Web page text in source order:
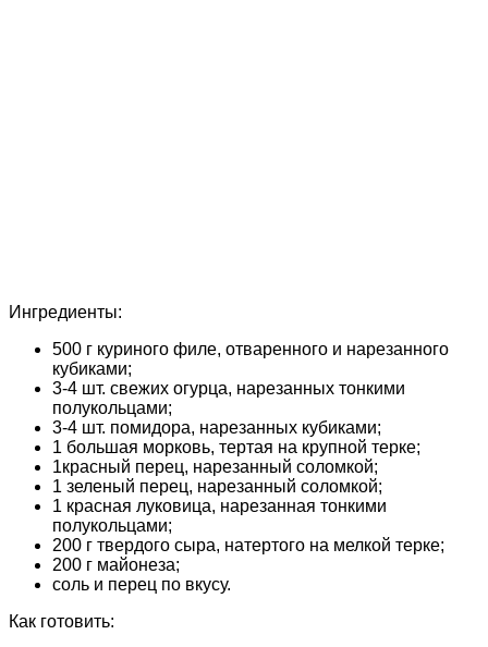
Ингредиенты:
500 г куриного филе, отваренного и нарезанного
кубиками;
3-4 шт. свежих огурца, нарезанных тонкими
полукольцами;
3-4 шт. помидора, нарезанных кубиками;
1 большая морковь, тертая на крупной терке;
1красный перец, нарезанный соломкой;
1 зеленый перец, нарезанный соломкой;
1 красная луковица, нарезанная тонкими
полукольцами;
200 г твердого сыра, натертого на мелкой терке;
200 г майонеза;
соль и перец по вкусу.
Как готовить: